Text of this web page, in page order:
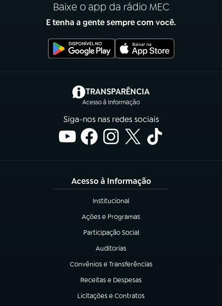
Baixe o app da rádio MEC
E tenha a gente sempre com você.
TRANSPARÊNCIA
Acesso à Informação
(abre em nova aba)
Siga-nos nas redes sociais
Acesso à Informação
Institucional
(abre em nova aba)
Ações e Programas
(abre em nova aba)
Participação Social
(abre em nova aba)
Auditorias
(abre em nova aba)
Convênios e Transferências
(abre em nova aba)
Receitas e Despesas
(abre em nova aba)
Licitações e Contratos
(abre em nova aba)